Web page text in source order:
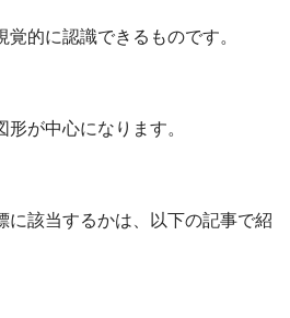
的に認識できるものです。
が中心になります。
に該当するかは、以下の記事で紹